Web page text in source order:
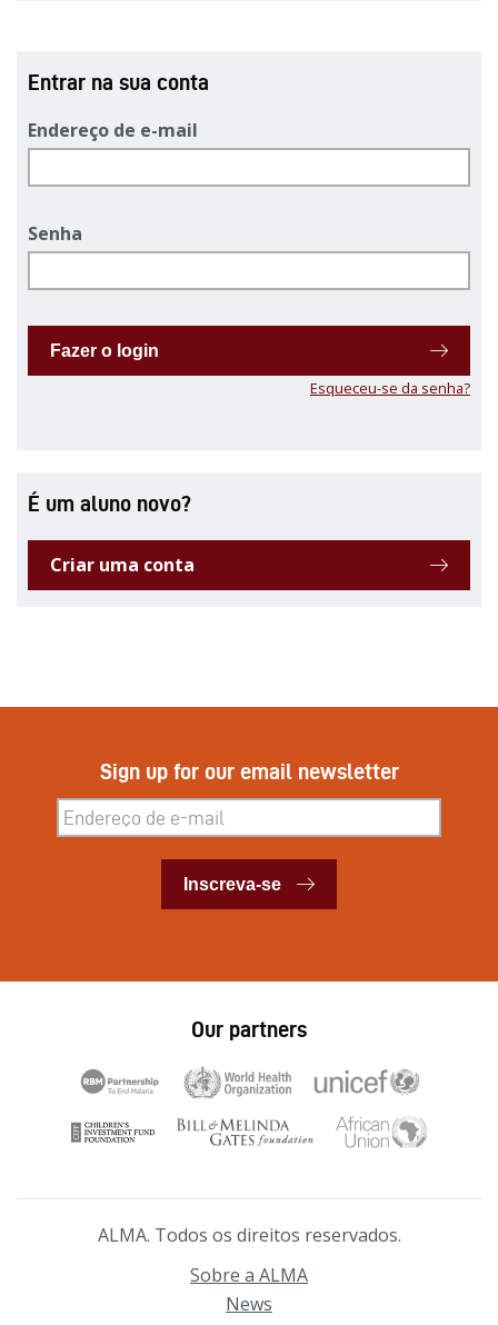
Entrar na sua conta
Endereço de e-mail
Senha
Fazer o login
Esqueceu-se da senha?
É um aluno novo?
Criar uma conta
Sign up for our email newsletter
Inscreva-se
Inscreva-se
Our partners
ALMA. Todos os direitos reservados.
Sobre a ALMA
News